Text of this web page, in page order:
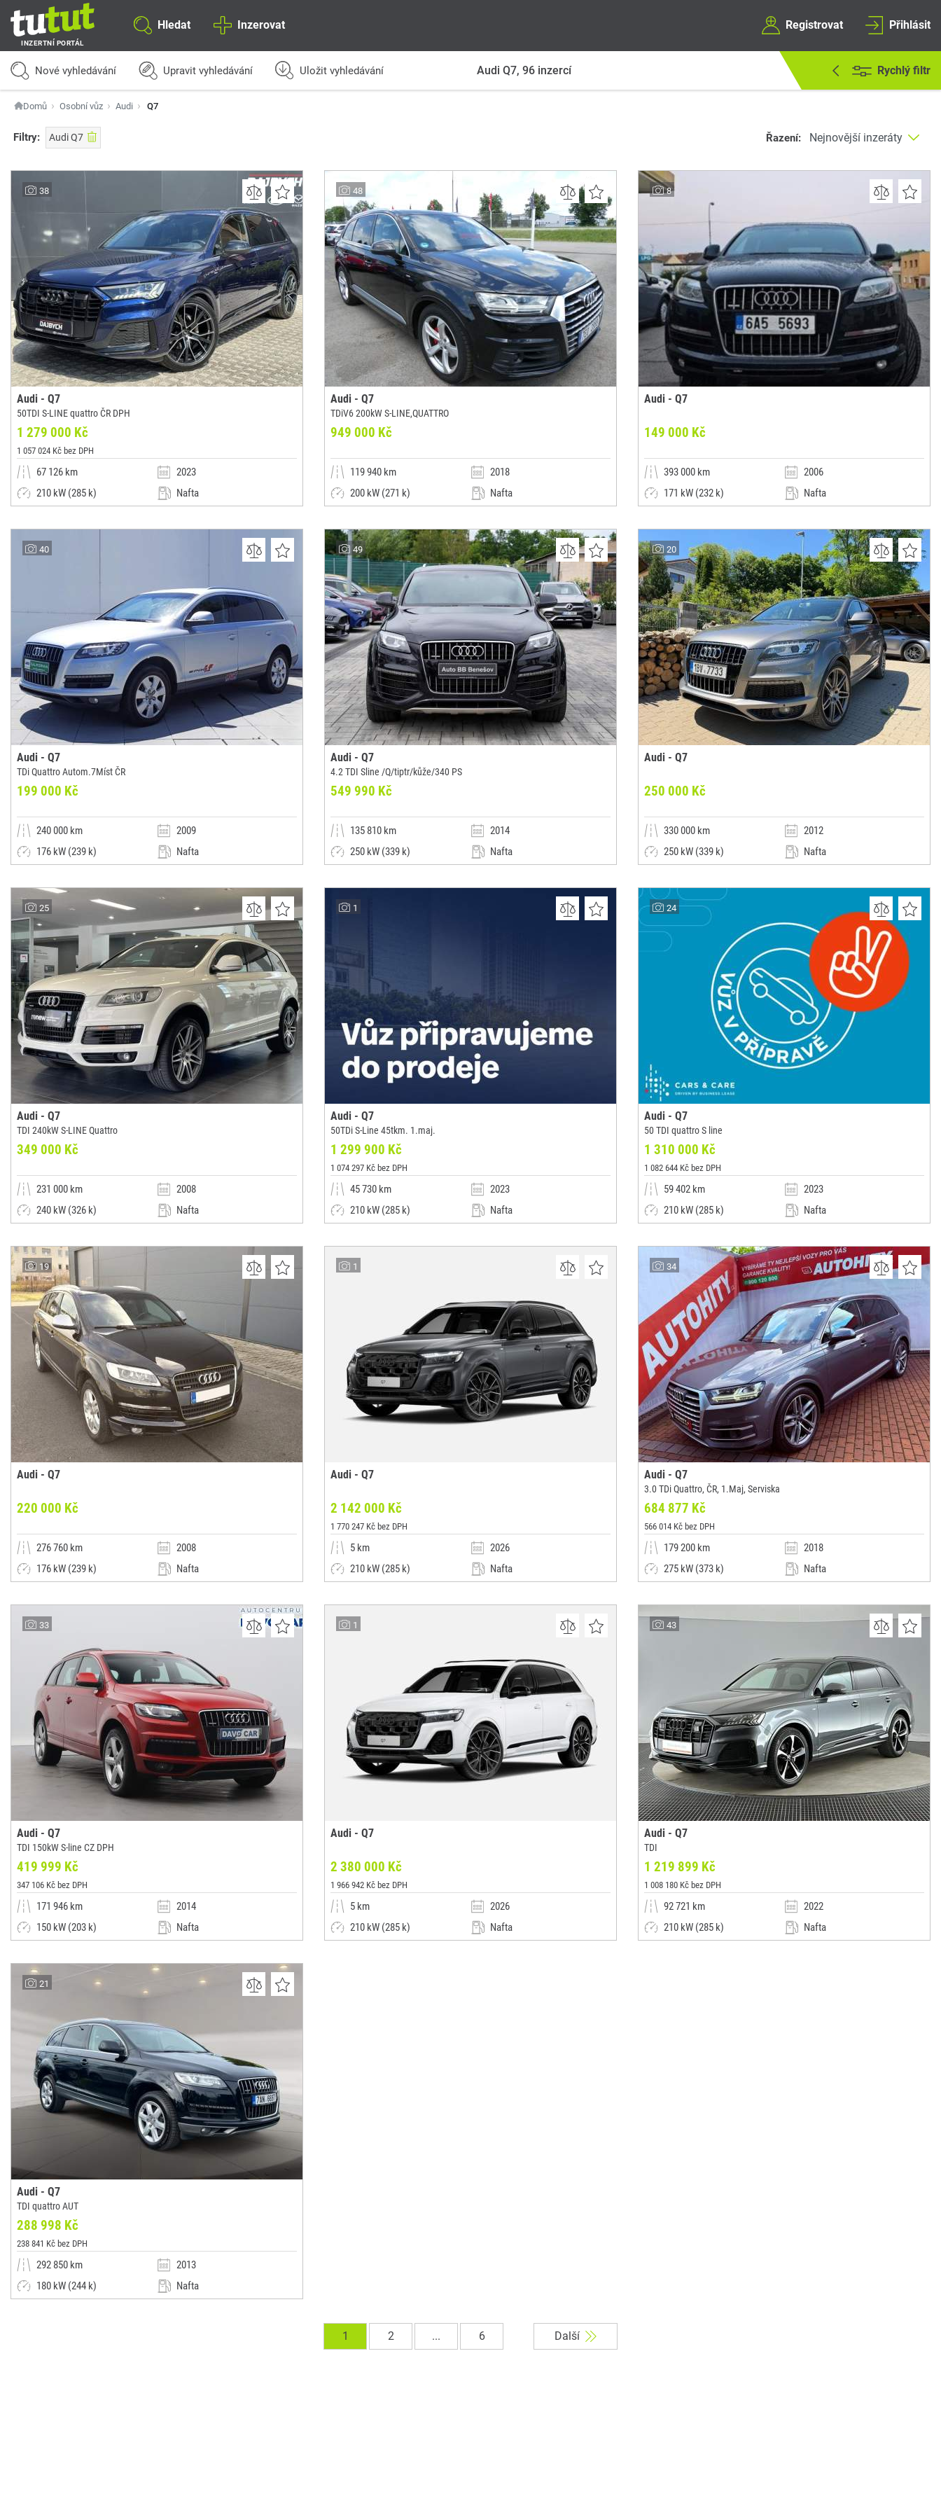
INZERTNÍ PORTÁL
Hledat Inzerovat Registrovat Přihlásit
Nové vyhledávání Upravit vyhledávání Uložit vyhledávání Audi Q7, 96 inzercí Rychlý filtr
Domů Osobní vůz Audi Q7
Filtry: Audi Q7 Řazení:
38
Audi - Q7
50TDI S-LINE quattro ČR DPH
1 279 000 Kč
1 057 024 Kč bez DPH
67 126 km
2023
210 kW (285 k)
Nafta
DAJBYCH, s.r.o. Plzeň
Plzeň
(0x)
48
Audi - Q7
TDiV6 200kW S-LINE,QUATTRO
949 000 Kč
119 940 km
2018
200 kW (271 k)
Nafta
AUTO LAJZA
Vysoké Mýto
(0x)
8
Audi - Q7
149 000 Kč
393 000 km
2006
171 kW (232 k)
Nafta
AutoK
-
(0x)
40
Audi - Q7
TDi Quattro Autom.7Míst ČR
199 000 Kč
240 000 km
2009
176 kW (239 k)
Nafta
Miroslav Vystrčil
Luhačovice
(0x)
49
Audi - Q7
4.2 TDI Sline /Q/tiptr/kůže/340 PS
549 990 Kč
135 810 km
2014
250 kW (339 k)
Nafta
Auto BB s.r.o.
(0x)
20
Audi - Q7
250 000 Kč
330 000 km
2012
250 kW (339 k)
Nafta
AutoK
(0x)
25
Audi - Q7
TDI 240kW S-LINE Quattro
349 000 Kč
231 000 km
2008
240 kW (326 k)
Nafta
AUTO POKORNÝ, s.r.o.
Brno
(0x)
1
Audi - Q7
50TDi S-Line 45tkm. 1.maj.
1 299 900 Kč
1 074 297 Kč bez DPH
45 730 km
2023
210 kW (285 k)
Nafta
Auto Palace Spořilov s.r.o.
Praha 4
(0x)
24
Audi - Q7
50 TDI quattro S line
1 310 000 Kč
1 082 644 Kč bez DPH
59 402 km
2023
210 kW (285 k)
Nafta
BUSINESS LEASE s.r.o.
Praha
(0x)
19
Audi - Q7
220 000 Kč
276 760 km
2008
176 kW (239 k)
Nafta
AutoK
(0x)
1
Audi - Q7
2 142 000 Kč
1 770 247 Kč bez DPH
5 km
2026
210 kW (285 k)
Nafta
Praha 6
(0x)
34
Audi - Q7
3.0 TDi Quattro, ČR, 1.Maj, Serviska
684 877 Kč
566 014 Kč bez DPH
179 200 km
2018
275 kW (373 k)
Nafta
AUTOHITY CZ s.r.o.
Ostrava - Vítkovice
(0x)
33
Audi - Q7
TDI 150kW S-line CZ DPH
419 999 Kč
347 106 Kč bez DPH
171 946 km
2014
150 kW (203 k)
Nafta
AUTOCENTRUM DAVO CAR
Olbramovice u Votic
(0x)
1
Audi - Q7
2 380 000 Kč
1 966 942 Kč bez DPH
5 km
2026
210 kW (285 k)
Nafta
43
Audi - Q7
TDI
1 219 899 Kč
1 008 180 Kč bez DPH
92 721 km
2022
210 kW (285 k)
Nafta
21
Audi - Q7
TDI quattro AUT
288 998 Kč
238 841 Kč bez DPH
292 850 km
2013
180 kW (244 k)
Nafta
1 2 ... 6 Další